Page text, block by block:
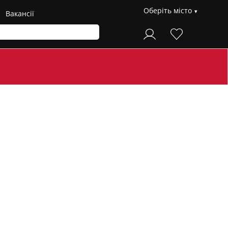
Вакансії Оберіть місто